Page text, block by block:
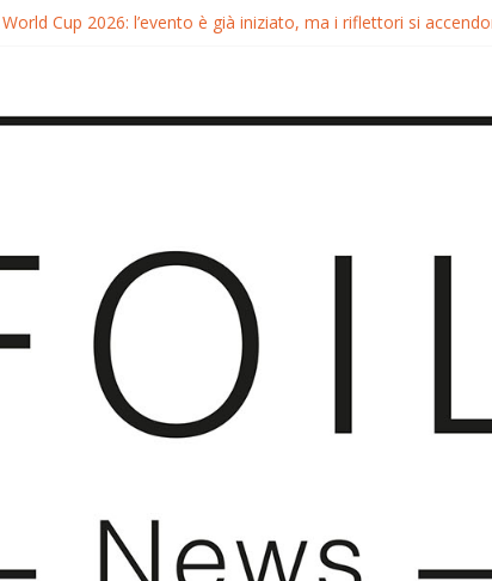
Cup 2026: l’evento è già iniziato, ma i riflettori si
Wingfoil World Cup 2026: Spettacolo e adrenalina a Pozo